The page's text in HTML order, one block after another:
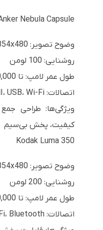
Nebula Capsule
وضوح تصویر: 854x480 پیکسل (WVGA)
روشنایی: 100 لومن
طول عمر لامپ: تا 30,000 ساعت
اتصالات: HDMI، USB، Wi-Fi
ویژگی‌ها: طراحی
کیفیت، پخش بی‌سیم
Kodak Luma 350
وضوح تصویر: 854x480 پیکسل (WVGA)
روشنایی: 200 لومن
طول عمر لامپ: تا 30,000 ساعت
اتصالات: HDMI، USB، Wi-Fi، Bluetooth